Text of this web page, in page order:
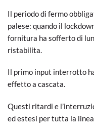
Il periodo di fermo
palese: quando il
fornitura ha sofferto di
ristabilita.
Il primo input interrotto
effetto a cascata.
Questi ritardi e
ed estesi per tutta la